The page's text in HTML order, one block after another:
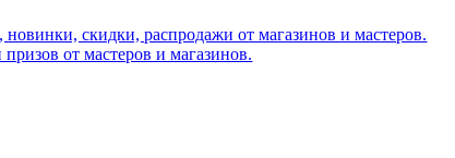
скидки, распродажи от магазинов и мастеров.
от мастеров и магазинов.